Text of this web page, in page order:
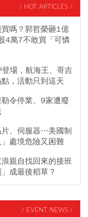
/ HOT ARTICLES /
嗎？郭哲榮砸1億
4萬7不敢買「可憐
場，航海王、哥吉
，活動只到這天
令停業、9家遭廢
片、伺服器…美國制
處境危險又困難
親自找回來的接班
成最後稻草？
/ EVENT NEWS /